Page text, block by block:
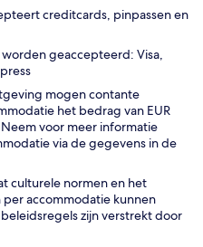
creditcards, pinpassen en
geaccepteerd: Visa,
mogen contante
het bedrag van EUR
voor meer informatie
via de gegevens in de
culturele normen en het
accommodatie kunnen
zijn verstrekt door